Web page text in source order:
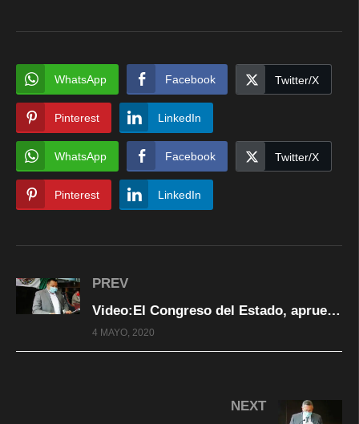
WhatsApp Facebook Twitter/X
Pinterest LinkedIn
WhatsApp Facebook Twitter/X
Pinterest LinkedIn
PREV
Video:El Congreso del Estado, aprueba Fideicomiso de Desastres Naturales
4 MAYO, 2020
NEXT